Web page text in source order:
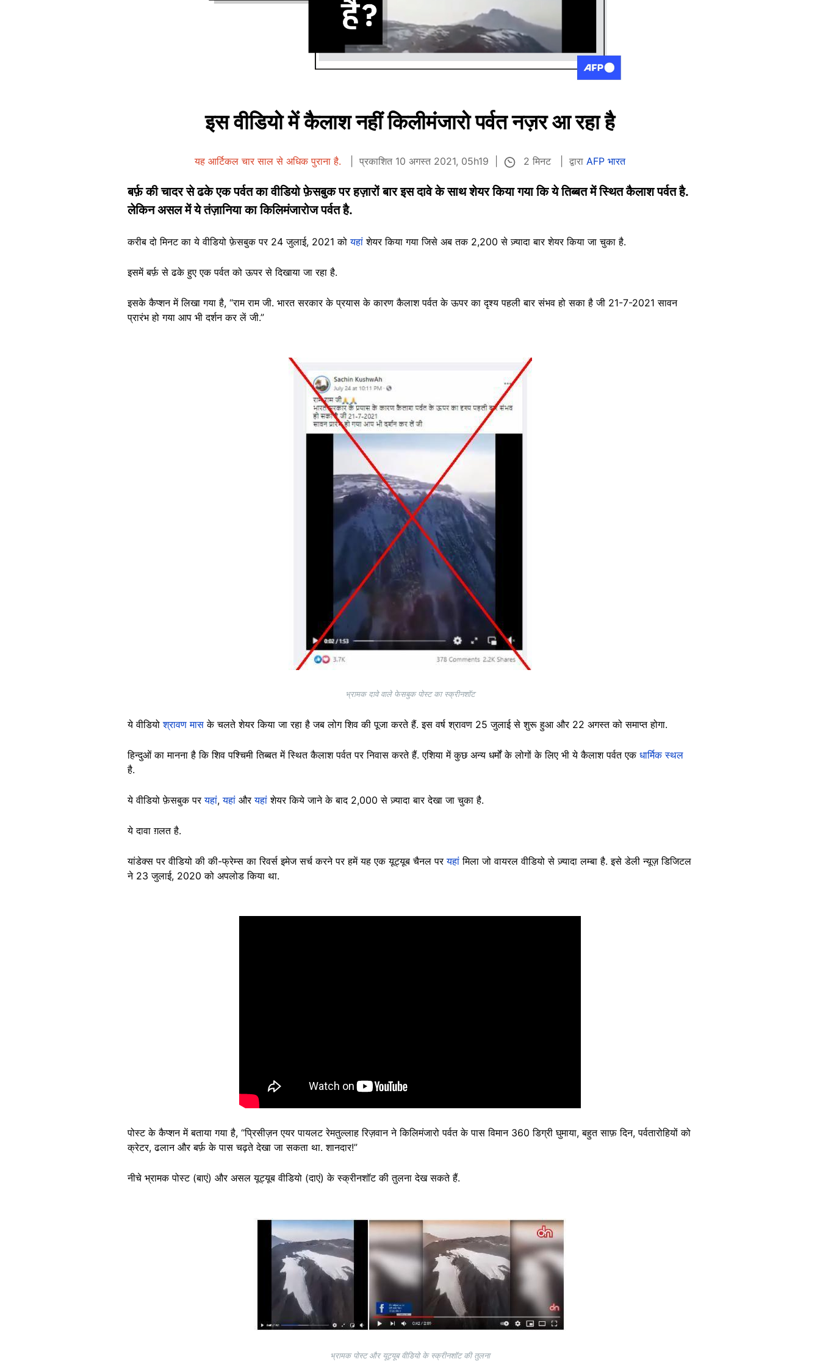
इस वीडियो में कैलाश नहीं किलीमंजारो पर्वत नज़र आ रहा है
यह आर्टिकल चार साल से अधिक पुराना है. प्रकाशित 10 अगस्त 2021, 05h19 2 मिनट द्वारा AFP भारत
बर्फ़ की चादर से ढके एक पर्वत का वीडियो फ़ेसबुक पर हज़ारों बार इस दावे के साथ शेयर किया गया कि ये तिब्बत में स्थित कैलाश पर्वत है.
लेकिन असल में ये तंज़ानिया का किलिमंजारोज पर्वत है.
करीब दो मिनट का ये वीडियो फ़ेसबुक पर 24 जुलाई, 2021 कोयहां शेयर किया गया जिसे अब तक 2,200 से ज़्यादा बार शेयर किया जा चुका है.
इसमें बर्फ़ से ढके हुए एक पर्वत को ऊपर से दिखाया जा रहा है.
इसके कैप्शन में लिखा गया है, “राम राम जी. भारत सरकार के प्रयास के कारण कैलाश पर्वत के ऊपर का दृश्य पहली बार संभव हो सका है जी 21-7-2021 सावन
प्रारंभ हो गया आप भी दर्शन कर लें जी.”
भ्रामक दावे वाले फेसबुक पोस्ट का स्क्रीनशॉट
ये वीडियोश्रावण मास के चलते शेयर किया जा रहा है जब लोग शिव की पूजा करते हैं. इस वर्ष श्रावण 25 जुलाई से शुरू हुआ और 22 अगस्त को समाप्त होगा.
हिन्दुओं का मानना है कि शिव पश्चिमी तिब्बत में स्थित कैलाश पर्वत पर निवास करते हैं. एशिया में कुछ अन्य धर्मों के लोगों के लिए भी ये कैलाश पर्वत एक धार्मिक स्थल
है.
ये वीडियो फ़ेसबुक परयहां,यहां औरयहां शेयर किये जाने के बाद 2,000 से ज़्यादा बार देखा जा चुका है.
ये दावा ग़लत है.
यांडेक्स पर वीडियो की की-फ्रेम्स का रिवर्स इमेज सर्च करने पर हमें यह एक यूट्यूब चैनल परयहां मिला जो वायरल वीडियो से ज़्यादा लम्बा है. इसे डेली न्यूज़ डिजिटल
ने 23 जुलाई, 2020 को अपलोड किया था.
पोस्ट के कैप्शन में बताया गया है, “प्रिसीज़न एयर पायलट रेमतुल्लाह रिज़वान ने किलिमंजारो पर्वत के पास विमान 360 डिग्री घुमाया, बहुत साफ़ दिन, पर्वतारोहियों को
क्रेटर, ढलान और बर्फ़ के पास चढ़ते देखा जा सकता था. शानदार!”
नीचे भ्रामक पोस्ट (बाएं) और असल यूट्यूब वीडियो (दाएं) के स्क्रीनशॉट की तुलना देख सकते हैं.
भ्रामक पोस्ट और यूट्यूब वीडियो के स्क्रीनशॉट की तुलना